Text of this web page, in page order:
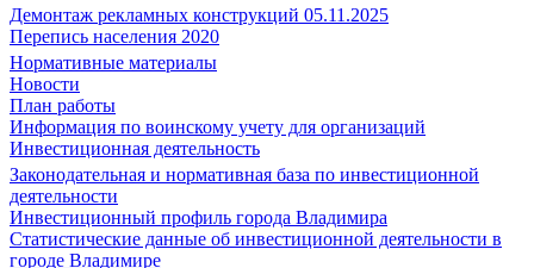
Демонтаж рекламных конструкций 05.11.2025
Перепись населения 2020
Нормативные материалы
Новости
План работы
Информация по воинскому учету для организаций
Инвестиционная деятельность
Законодательная и нормативная база по инвестиционной
деятельности
Инвестиционный профиль города Владимира
Статистические данные об инвестиционной деятельности в
городе Владимире